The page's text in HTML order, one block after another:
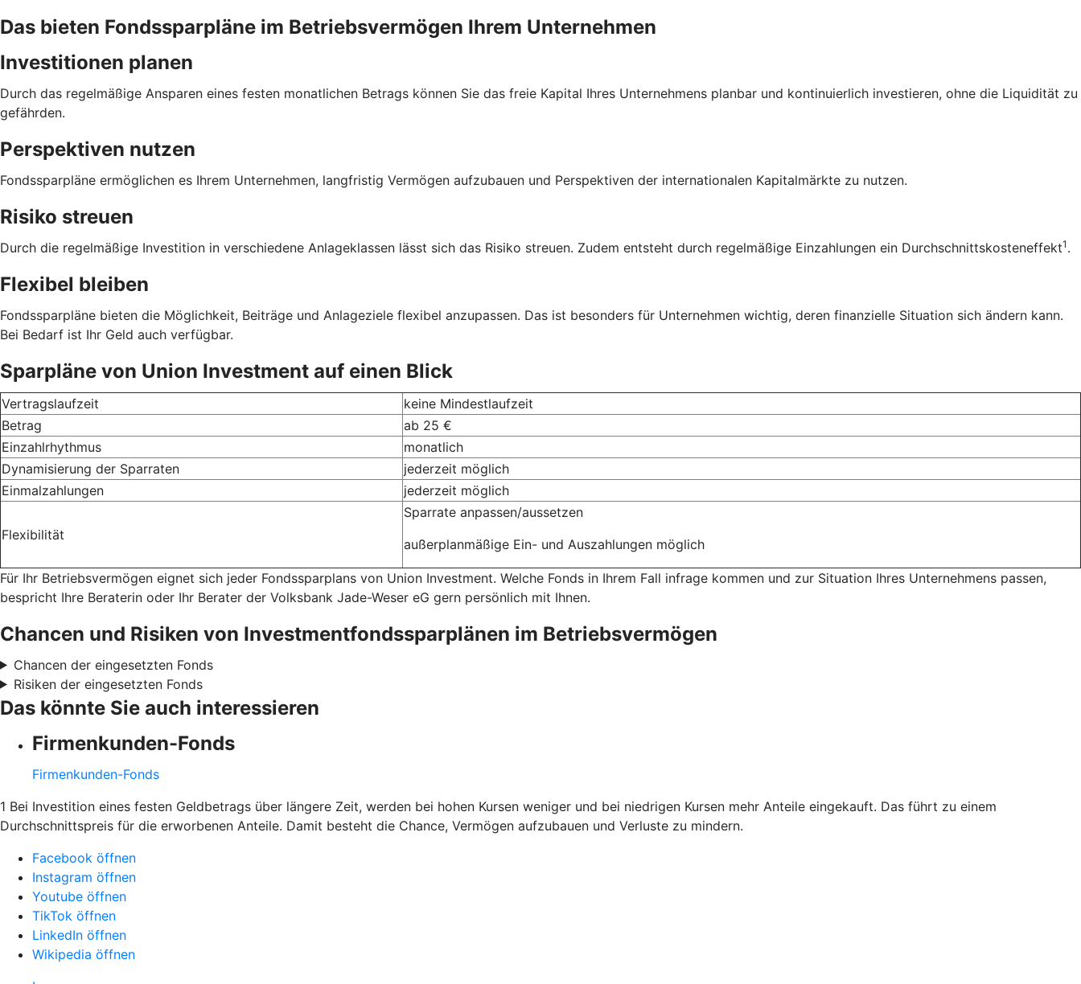
Das bieten Fondssparpläne im Betriebsvermögen Ihrem Unternehmen
Investitionen planen
Durch das regelmäßige Ansparen eines festen monatlichen Betrags können Sie das freie Kapital Ihres Unternehmens planbar und kontinuierlich investieren, ohne die Liquidität zu
gefährden.
Perspektiven nutzen
Fondssparpläne ermöglichen es Ihrem Unternehmen, langfristig Vermögen aufzubauen und Perspektiven der internationalen Kapitalmärkte zu nutzen.
Risiko streuen
Durch die regelmäßige Investition in verschiedene Anlageklassen lässt sich das Risiko streuen. Zudem entsteht durch regelmäßige Einzahlungen ein Durchschnittskosteneffekt1 .
Flexibel bleiben
Fondssparpläne bieten die Möglichkeit, Beiträge und Anlageziele flexibel anzupassen. Das ist besonders für Unternehmen wichtig, deren finanzielle Situation sich ändern kann.
Bei Bedarf ist Ihr Geld auch verfügbar.
Sparpläne von Union Investment auf einen Blick
Vertragslaufzeit
keine Mindestlaufzeit
Betrag
ab 25 €
Einzahlrhythmus
monatlich
Dynamisierung der Sparraten
jederzeit möglich
Einmalzahlungen
jederzeit möglich
Flexibilität
Sparrate anpassen/aussetzen
außerplanmäßige Ein- und Auszahlungen möglich
Für Ihr Betriebsvermögen eignet sich jeder Fondssparplans von Union Investment. Welche Fonds in Ihrem Fall infrage kommen und zur Situation Ihres Unternehmens passen,
bespricht Ihre Beraterin oder Ihr Berater der Volksbank Jade-Weser eG gern persönlich mit Ihnen.
Chancen und Risiken von Investmentfondssparplänen im Betriebsvermögen
Chancen der eingesetzten Fonds
Risiken der eingesetzten Fonds
Das könnte Sie auch interessieren
Firmenkunden-Fonds
Firmenkunden-Fonds
1 Bei Investition eines festen Geldbetrags über längere Zeit, werden bei hohen Kursen weniger und bei niedrigen Kursen mehr Anteile eingekauft. Das führt zu einem
Durchschnittspreis für die erworbenen Anteile. Damit besteht die Chance, Vermögen aufzubauen und Verluste zu mindern.
Facebook öffnen
Instagram öffnen
Youtube öffnen
TikTok öffnen
LinkedIn öffnen
Wikipedia öffnen